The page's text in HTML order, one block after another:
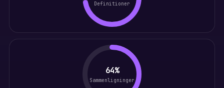
Definitioner
64%
Sammenligninger